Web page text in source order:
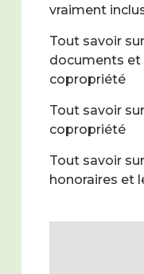
vraiment
Tout savoir
documents et
copropriété
Tout savoir
copropriété
Tout savoir
honoraires et